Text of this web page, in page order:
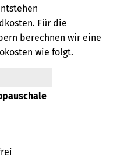
Für die
berechnen wir eine
wie folgt.